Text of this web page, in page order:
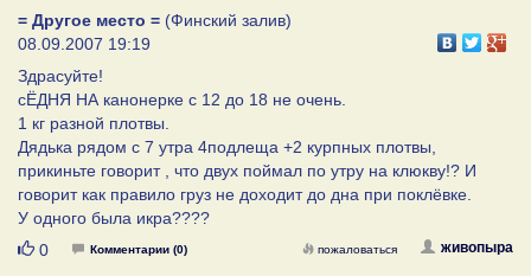
= Другое место = (Финский залив)
08.09.2007 19:19
Здрасуйте!
сЁДНЯ НА канонерке с 12 до 18 не очень.
1 кг разной плотвы.
Дядька рядом с 7 утра 4подлеща +2 курпных плотвы,
прикиньте говорит , что двух поймал по утру на клюкву!? И
говорит как правило груз не доходит до дна при поклёвке.
У одного была икра????
Нравится
0 Комментарии (0) живопыра
пожаловаться